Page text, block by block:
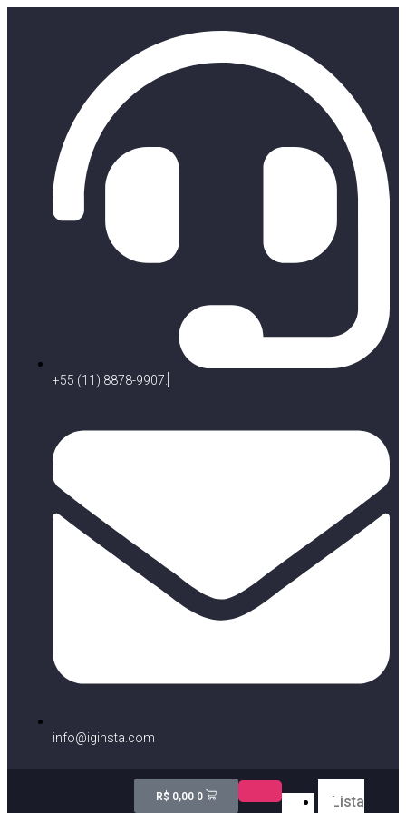
+55 (11) 8878-9907.
info@iginsta.com
R$0,00 0
Lista